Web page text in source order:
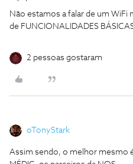
Não estamos a falar de um
de FUNCIONALIDADES
2 pessoas gostaram
oTonyStark
Assim sendo, o melhor mesmo